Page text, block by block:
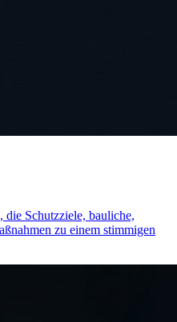
die Schutzziele, bauliche,
zu einem stimmigen